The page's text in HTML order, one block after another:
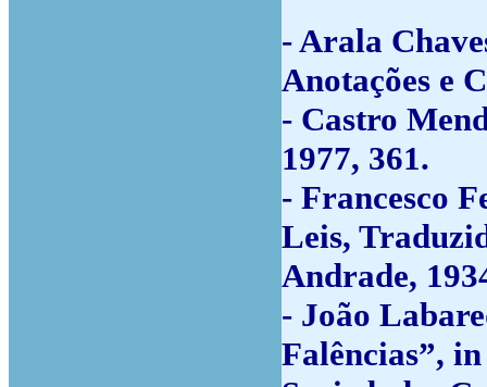
- Arala
Anotações e
- Castro
1977, 361.
- Francesco
Leis,
Andrade,
- João
Falências”,